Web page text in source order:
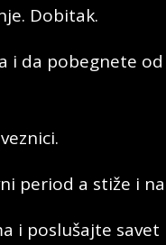
Dobitak.
i da pobegnete
period a stiže i
i poslušajte